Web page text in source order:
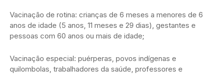
Vacinação de rotina: crianças de 6 meses a menores de 6
anos de idade (5 anos, 11 meses e 29 dias), gestantes e
pessoas com 60 anos ou mais de idade;
Vacinação especial: puérperas, povos indígenas e
quilombolas, trabalhadores da saúde, professores e